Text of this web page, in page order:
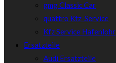
gmg Classic Car
quattro Kfz-Service
Kfz Service Hafenlohr
Ersatzteile
Audi Ersatzteile